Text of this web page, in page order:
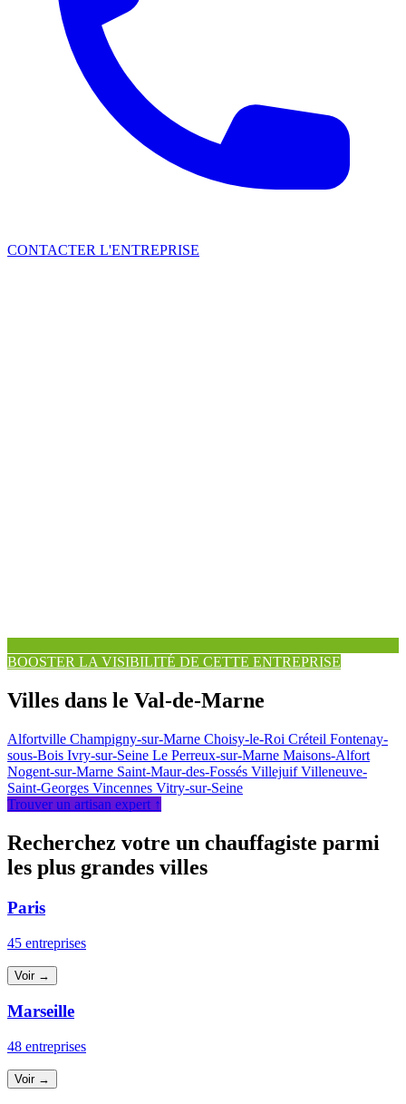
CONTACTER L'ENTREPRISE
BOOSTER LA VISIBILITÉ DE CETTE ENTREPRISE
Villes dans le Val-de-Marne
Alfortville Champigny-sur-Marne Choisy-le-Roi Créteil Fontenay-
sous-Bois Ivry-sur-Seine Le Perreux-sur-Marne Maisons-Alfort
Nogent-sur-Marne Saint-Maur-des-Fossés VillejuifVilleneuve-
Saint-Georges Vincennes Vitry-sur-Seine
Trouver un artisan expert ↑
Recherchez votre un chauffagiste parmi
les plus grandes villes
Paris
45 entreprises
Voir →
Marseille
48 entreprises
Voir →